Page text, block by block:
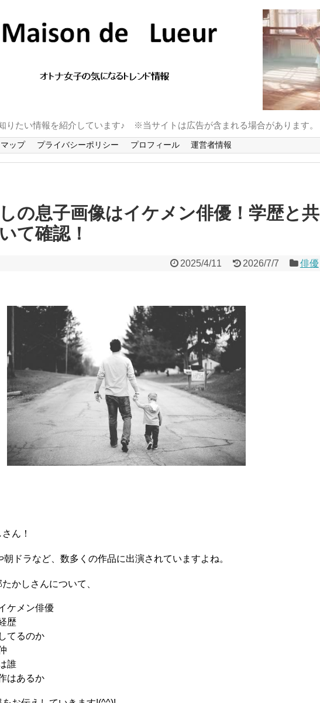
りたい情報を紹介しています♪ ※当サイトは広告が含まれる場合があります。
ップ プライバシーポリシー プロフィール 運営者情報
の息子画像はイケメン俳優！学歴と共
て確認！
2025/4/11 2026/7/7 俳優
ん！
ドラなど、数多くの作品に出演されていますよね。
かしさんについて、
ケメン俳優
歴
てるのか
誰
はあるか